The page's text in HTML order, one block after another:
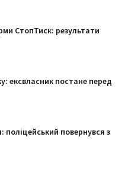
СтопТиск: результати
ексвласник постане перед
поліцейський повернувся з